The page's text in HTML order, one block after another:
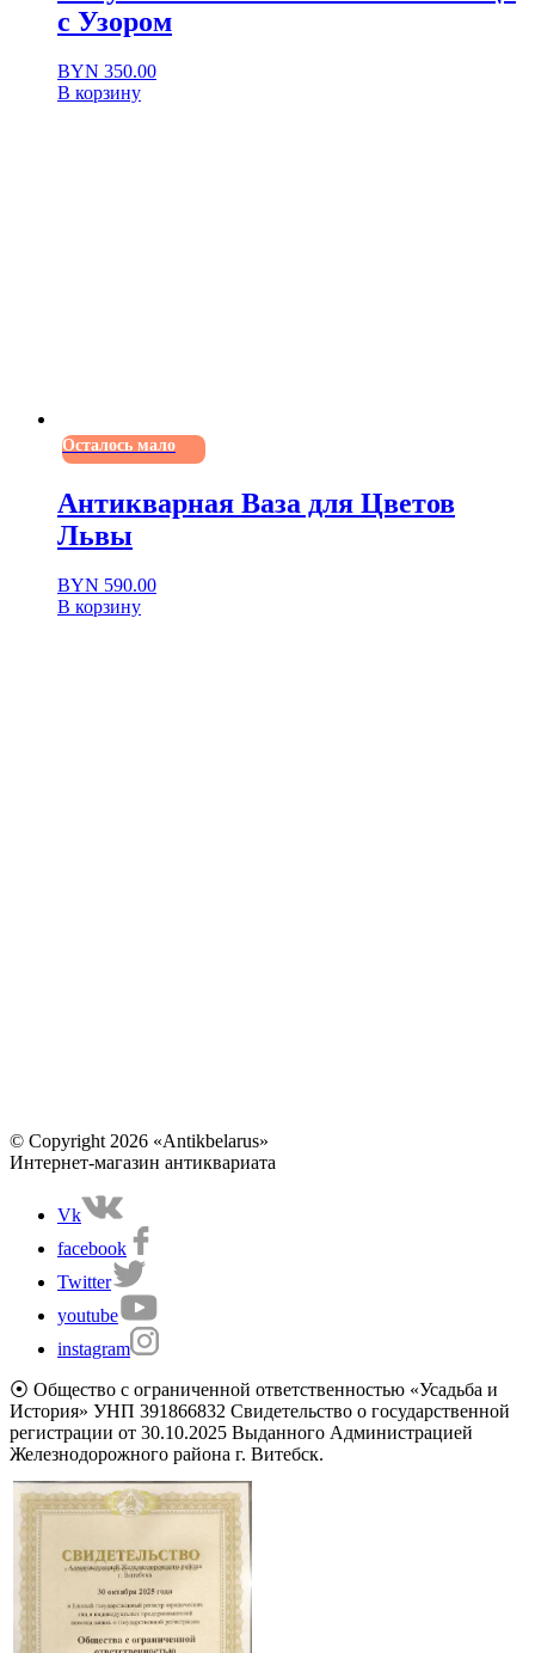
с Узором
BYN 350.00
В корзину
Осталось мало
Антикварная Ваза для Цветов
Львы
BYN 590.00
В корзину
© Copyright 2026 «Antikbelarus»
Интернет-магазин антиквариата
Vk
facebook
Twitter
youtube
instagram
⦿ Общество с ограниченной ответственностью «Усадьба и
История» УНП 391866832 Свидетельство о государственной
регистрации от 30.10.2025 Выданного Администрацией
Железнодорожного района г. Витебск.